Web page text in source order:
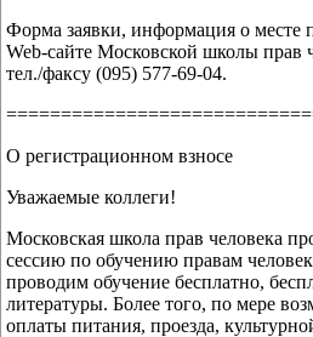
Форма заявки, информация о месте
Web-сайте Московской школы прав
тел./факсу (095) 577-69-04.
О регистрационном взносе
Уважаемые коллеги!
Московская школа прав человека
сессию по обучению правам
проводим обучение бесплатно,
литературы. Более того, по мере
оплаты питания, проезда,